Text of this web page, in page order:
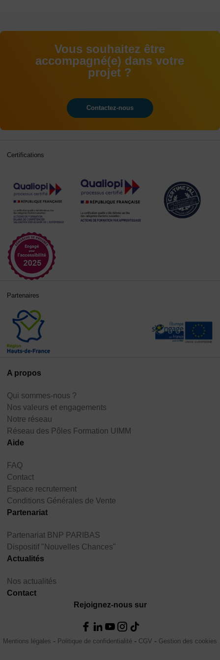
Vous souhaitez être
accompagné(e) dans votre
projet ?
Contactez-nous
A propos
Qui sommes-nous ?
Nos valeurs et engagements
Notre réseau
Réseau des Pôles Formation UIMM
Aide
FAQ
Contact
Espace recrutement
Conditions Générales de Vente
Partenariat
Partenariat BNP PARIBAS
Dispositif "Nouvelles Chances"
Actualités
Nos actualités
Contact
Rejoignez-nous sur
Certifications
Partenaires
Mentions légales Politique de confidentialité CGV Gestion des cookies